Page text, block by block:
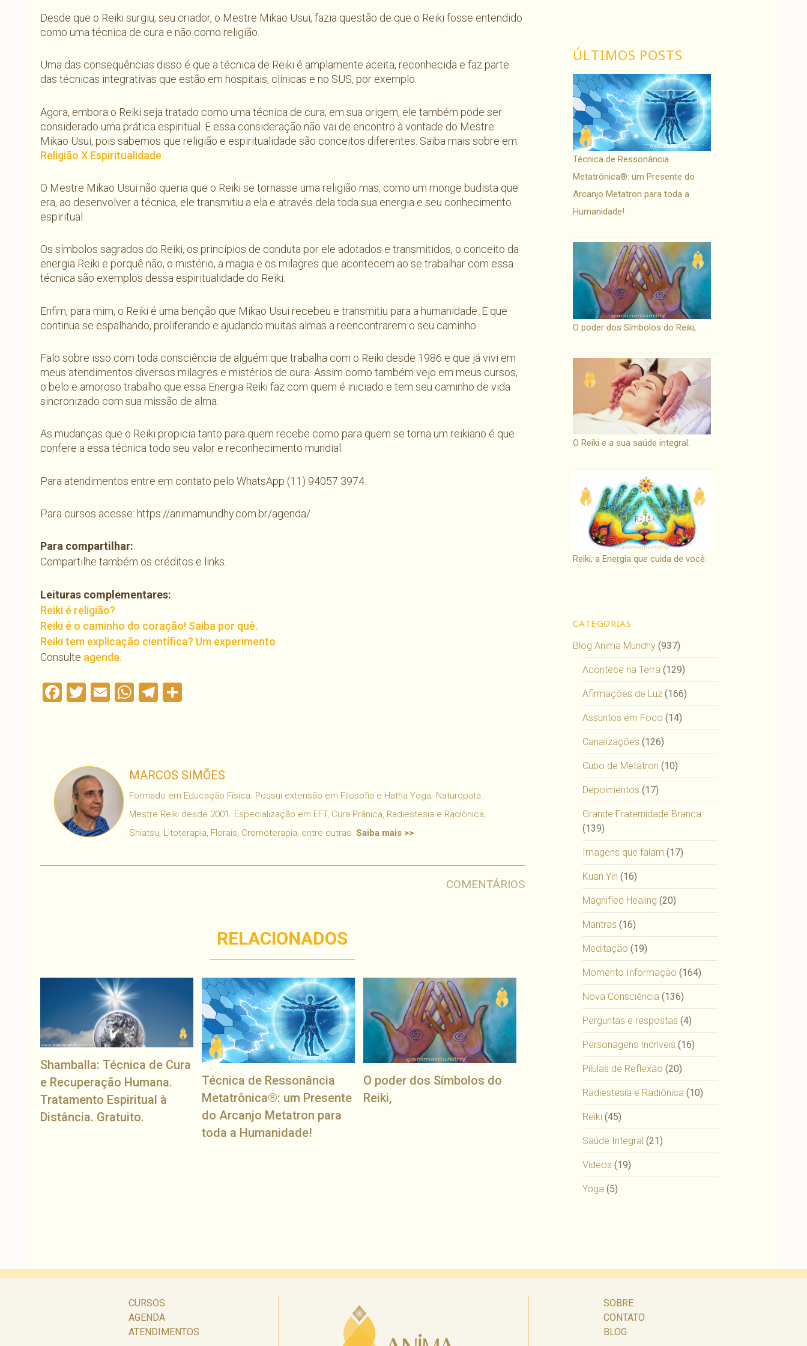
Desde que o Reiki surgiu, seu criador, o Mestre Mikao Usui, fazia questão de que o Reiki fosse entendido
como uma técnica de cura e não como religião.
Uma das consequências disso é que a técnica de Reiki é amplamente aceita, reconhecida e faz parte
das técnicas integrativas que estão em hospitais, clínicas e no SUS, por exemplo.
Agora, embora o Reiki seja tratado como uma técnica de cura; em sua origem, ele também pode ser
considerado uma prática espiritual. E essa consideração não vai de encontro à vontade do Mestre
Mikao Usui, pois sabemos que religião e espiritualidade são conceitos diferentes. Saiba mais sobre em:
Religião X Espiritualidade
O Mestre Mikao Usui não queria que o Reiki se tornasse uma religião mas, como um monge budista que
era, ao desenvolver a técnica, ele transmitiu a ela e através dela toda sua energia e seu conhecimento
espiritual.
Os símbolos sagrados do Reiki, os princípios de conduta por ele adotados e transmitidos, o conceito da
energia Reiki e porquê não, o mistério, a magia e os milagres que acontecem ao se trabalhar com essa
técnica são exemplos dessa espiritualidade do Reiki.
Enfim, para mim, o Reiki é uma benção que Mikao Usui recebeu e transmitiu para a humanidade. E que
continua se espalhando, proliferando e ajudando muitas almas a reencontrarem o seu caminho.
Falo sobre isso com toda consciência de alguém que trabalha com o Reiki desde 1986 e que já vivi em
meus atendimentos diversos milagres e mistérios de cura. Assim como também vejo em meus cursos,
o belo e amoroso trabalho que essa Energia Reiki faz com quem é iniciado e tem seu caminho de vida
sincronizado com sua missão de alma.
As mudanças que o Reiki propicia tanto para quem recebe como para quem se torna um reikiano é que
confere a essa técnica todo seu valor e reconhecimento mundial.
Para atendimentos entre em contato pelo WhatsApp (11) 94057 3974.
Para cursos acesse: https://animamundhy.com.br/agenda/
Para compartilhar:.
Compartilhe também os créditos e links.
Leituras complementares:
Reiki é religião?
Reiki é o caminho do coração! Saiba por quê.
Reiki tem explicação científica? Um experimento
Consulte agenda
Facebook
Twitter
EmailWhatsApp
Telegram
MARCOS SIMÕES
Formado em Educação Física. Possui extensão em Filosofia e Hatha Yoga. Naturopata.
Mestre Reiki desde 2001. Especialização em EFT, Cura Prânica, Radiestesia e Radiônica,
Shiatsu, Litoterapia, Florais, Cromoterapia, entre outras. Saiba mais >>
COMENTÁRIOS
RELACIONADOS
Shamballa: Técnica de Cura
e Recuperação Humana.
Tratamento Espiritual à
Distância. Gratuito.
Técnica de Ressonância
Metatrônica®: um Presente
do Arcanjo Metatron para
toda a Humanidade!
O poder dos Símbolos do
Reiki,
ÚLTIMOS POSTS
Técnica de Ressonância
Metatrônica®: um Presente do
Arcanjo Metatron para toda a
Humanidade!
O poder dos Símbolos do Reiki,
O Reiki e a sua saúde integral.
Reiki, a Energia que cuida de você.
CATEGORIAS
Blog Anima Mundhy (937)
Acontece na Terra (129)
Afirmações de Luz (166)
Assuntos em Foco (14)
Canalizações (126)
Cubo de Metatron (10)
Depoimentos (17)
Grande Fraternidade Branca
(139)
Imagens que falam (17)
Kuan Yin (16)
Magnified Healing (20)
Mantras (16)
Meditação (19)
Momento Informação (164)
Nova Consciência (136)
Perguntas e respostas (4)
Personagens Incríveis (16)
Pílulas de Reflexão (20)
Radiestesia e Radiônica (10)
Reiki (45)
Saúde Integral (21)
Vídeos (19)
Yoga (5)
CURSOS
AGENDA
ATENDIMENTOS
SOBRE
CONTATO
BLOG